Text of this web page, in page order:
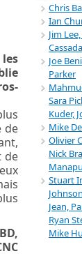
de
de
Chris
Ian
Jim
Joe
Parker
Sara
Kuder,
Mike
Olivier
Nick
Stuart
Jean,
Ryan
Mike